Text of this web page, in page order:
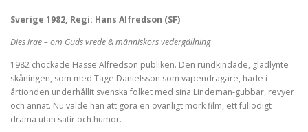
Sverige 1982, Regi: Hans Alfredson (SF)
Dies irae – om Guds vrede & människors vedergällning
1982 chockade Hasse Alfredson publiken. Den rundkindade, gladlynte
skåningen, som med Tage Danielsson som vapendragare, hade i
årtionden underhållit svenska folket med sina Lindeman-gubbar, revyer
och annat. Nu valde han att göra en ovanligt mörk film, ett fullödigt
drama utan satir och humor.